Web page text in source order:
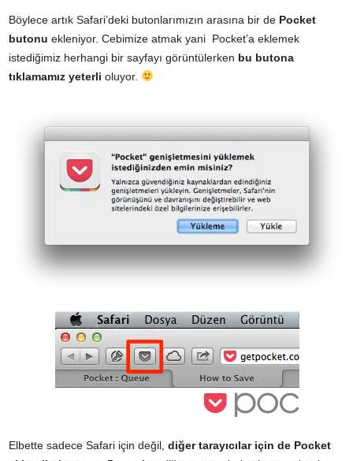
Böylece artık Safari’deki butonlarımızın arasına bir de Pocket
butonu ekleniyor. Cebimize atmak yani Pocket’a eklemek
istediğimiz herhangi bir sayfayı görüntülerken bu butona
tıklamamız yeterli oluyor.
Elbette sadece Safari için değil, diğer tarayıcılar için de Pocket